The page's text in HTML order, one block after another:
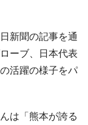
新聞の記事を通
ーブ、日本代表
活躍の様子をパ
は「熊本が誇る